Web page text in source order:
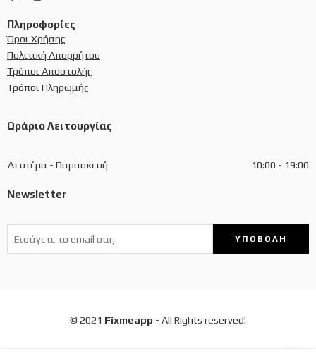
Πληροφορίες
Όροι Χρήσης
Πολιτική Απορρήτου
Τρόποι Αποστολής
Τρόποι Πληρωμής
Ωράριο Λειτουργίας
Δευτέρα - Παρασκευή 10:00 - 19:00
Newsletter
© 2021 Fixmeapp - All Rights reserved!